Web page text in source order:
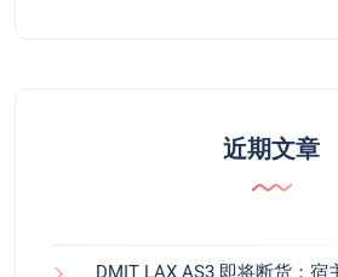
近期文章
DMIT LAX AS3 即将断货：宿